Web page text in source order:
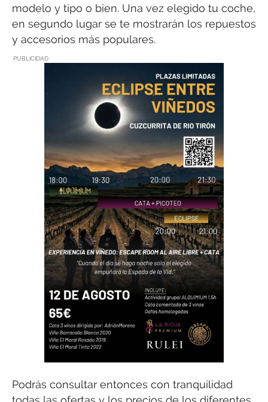
modelo y tipo o bien. Una vez elegido tu coche,
en segundo lugar se te mostrarán los repuestos
y accesorios más populares.
PUBLICIDAD
Podrás consultar entonces con tranquilidad